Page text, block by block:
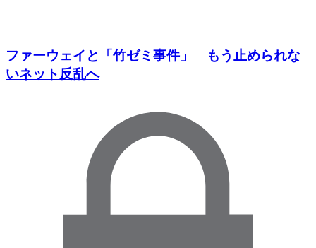
ファーウェイと「竹ゼミ事件」 もう止められな
いネット反乱へ